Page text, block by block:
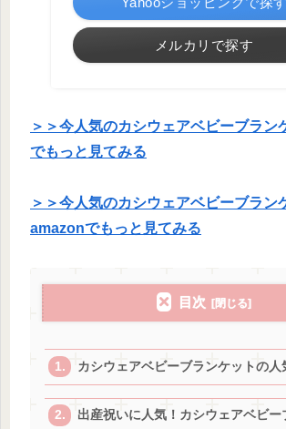
メルカリで探す
＞＞今人気のカシウェアベビーブラン
でもっと見てみる
＞＞今人気のカシウェアベビーブラン
amazonでもっと見てみる
目次
カシウェアベビーブランケットの人
出産祝いに人気！カシウェアベビー